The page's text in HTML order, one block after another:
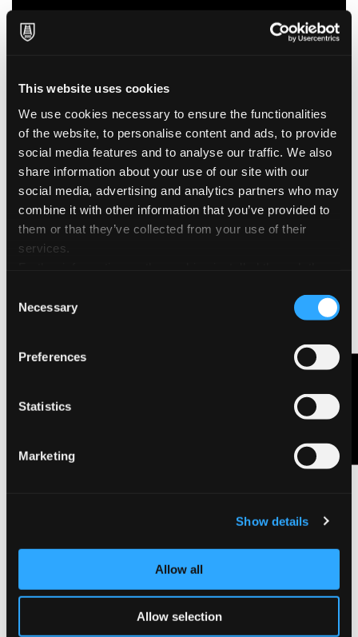
This website uses cookies
We use cookies necessary to ensure the functionalities
of the website, to personalise content and ads, to provide
social media features and to analyse our traffic. We also
share information about your use of our site with our
social media, advertising and analytics partners who may
combine it with other information that you’ve provided to
them or that they’ve collected from your use of their
services.
Selection
Necessary
Preferences
Statistics
Marketing
Show details
Allow all
Allow selection
Crée, colle et apprends en t’amusant.
Stick’Schoolest un papier à dessin adhésifconçu
pour stimuler la créativité à l’école. Chaque dessin,
mot ou image peut devenir un stickeroriginal, idéal
pour personnalisercahiers, livres, fournitures
scolaires et objets personnels.
pastels
, idéales
pour lesactivités de groupe projets de classe.
l’impression
faire ressortir les
L’adhésif permanent
, conforme aux normes de
lessurfaces lisses
papier, carton, plastique, verre,
FICHE PRODUIT
Nous contacter